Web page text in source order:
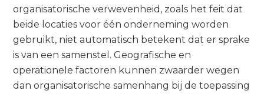
organisatorische verwevenheid, zoals het feit dat
beide locaties voor één onderneming worden
gebruikt, niet automatisch betekent dat er sprake
is van een samenstel. Geografische en
operationele factoren kunnen zwaarder wegen
dan organisatorische samenhang bij de toepassing